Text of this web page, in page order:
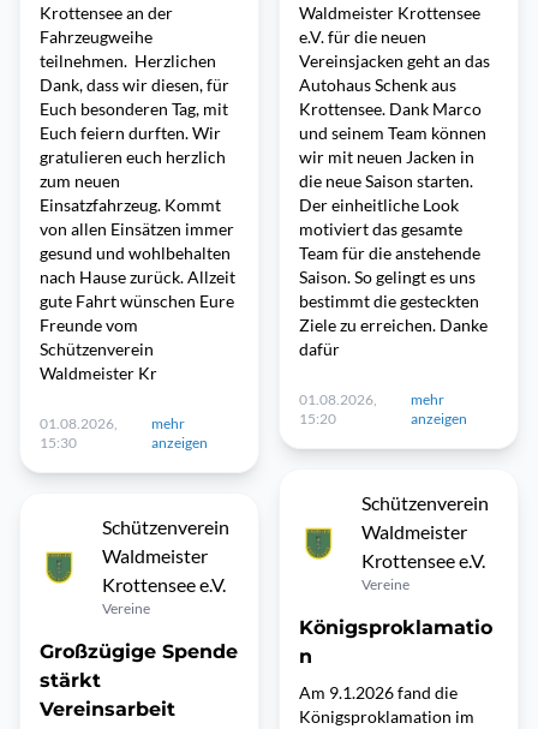
Krottensee an der
Fahrzeugweihe
teilnehmen. Herzlichen
Dank, dass wir diesen, für
Euch besonderen Tag, mit
Euch feiern durften. Wir
gratulieren euch herzlich
zum neuen
Einsatzfahrzeug. Kommt
von allen Einsätzen immer
gesund und wohlbehalten
nach Hause zurück. Allzeit
gute Fahrt wünschen Eure
Freunde vom
Schützenverein
Waldmeister Kr
01.08.2026,
15:30
mehr
anzeigen
Schützenverein
Waldmeister
Krottensee e.V.
Vereine
Großzügige Spende
stärkt
Vereinsarbeit
Waldmeister Krottensee
e.V. für die neuen
Vereinsjacken geht an das
Autohaus Schenk aus
Krottensee. Dank Marco
und seinem Team können
wir mit neuen Jacken in
die neue Saison starten.
Der einheitliche Look
motiviert das gesamte
Team für die anstehende
Saison. So gelingt es uns
bestimmt die gesteckten
Ziele zu erreichen. Danke
dafür
01.08.2026,
15:20
mehr
anzeigen
Schützenverein
Waldmeister
Krottensee e.V.
Vereine
Königsproklamatio
n
Am 9.1.2026 fand die
Königsproklamation im